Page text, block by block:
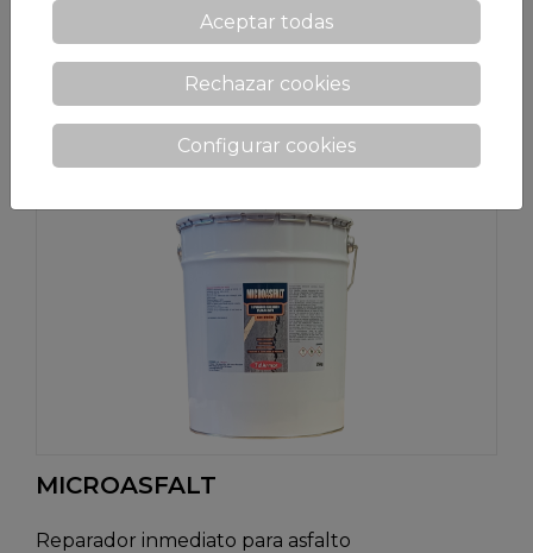
TOTSEC
Impermeabilizante hidrófugo multi-usos
MICROASFALT
Reparador inmediato para asfalto
Aceptar todas
Rechazar cookies
Configurar cookies